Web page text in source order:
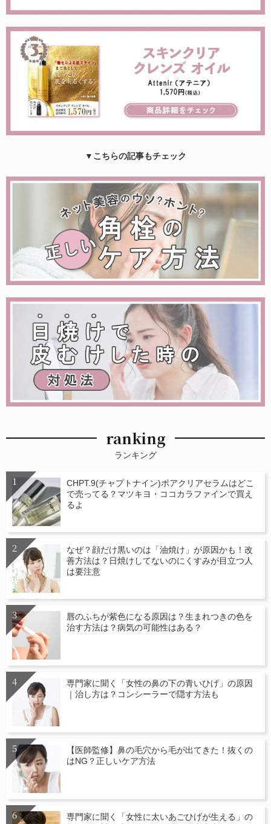
▼こちらの記事もチェック
ranking
ランキング
CHPT.9(チャプトナイン)ポアクリアセラムはどこ
で売ってる？マツキヨ・ココカラファインで買え
るよ
なぜ？顔だけ黒いのは「油焼け」が原因かも！改
善方法は？日焼けしてないのにくすみが目立つ人
は要注意
唇のふちが紫色になる原因は？生まれつきの色を
治す方法は？病気の可能性はある？
専門家に聞く「女性の鼻の下の青いひげ」の原因
｜治し方は？コンシーラーで隠す方法も
【医師監修】鼻の毛穴から毛が出てきた！抜くの
はNG？正しいケア方法
専門家に聞く「女性に太いあごひげが生える」の